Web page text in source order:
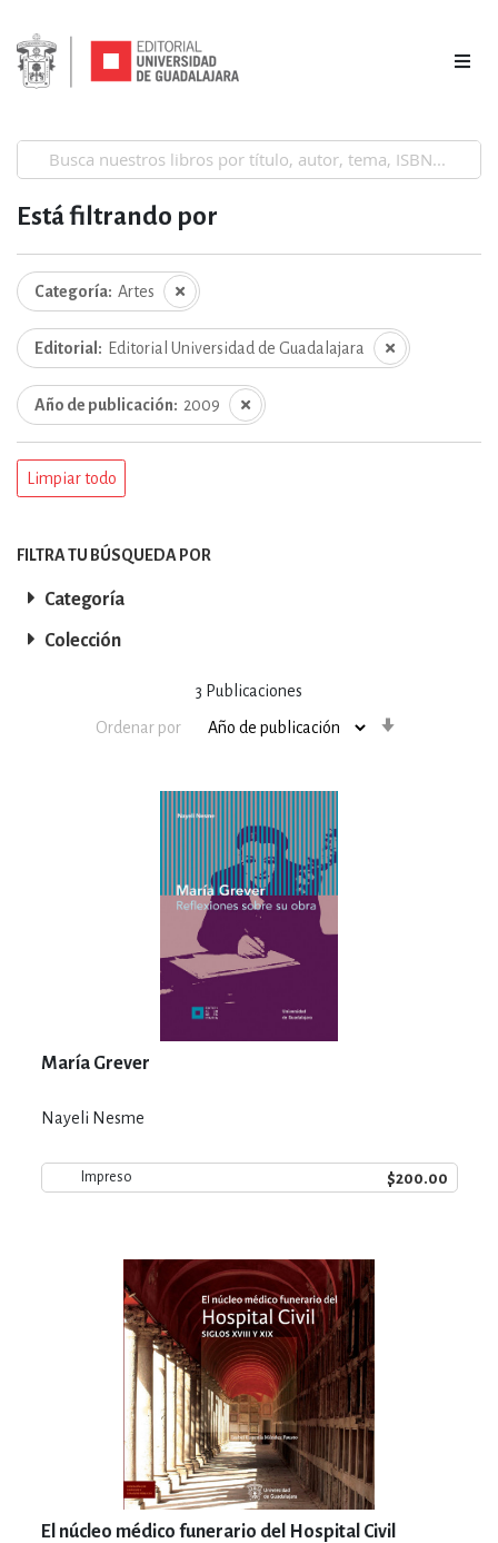
3 Publicaciones
Ordenar por
María Grever
Nayeli Nesme
Impreso $200.00
El núcleo médico funerario del Hospital Civil
Está filtrando por
Categoría Artes
Editorial Editorial Universidad de Guadalajara
Año de publicación 2009
Limpiar todo
FILTRA TU BÚSQUEDA POR
Categoría
Colección